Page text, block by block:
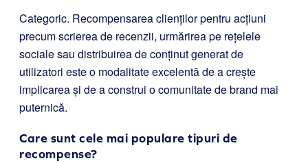
Categoric. Recompensarea clienților pentru acțiuni
precum scrierea de recenzii, urmărirea pe rețelele
sociale sau distribuirea de conținut generat de
utilizatori este o modalitate excelentă de a crește
implicarea și de a construi o comunitate de brand mai
puternică.
Care sunt cele mai populare tipuri de
recompense?